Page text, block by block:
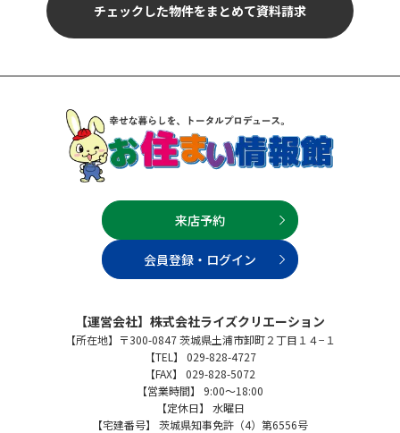
来店予約
会員登録・ログイン
【運営会社】株式会社ライズクリエーション
【所在地】〒300-0847 茨城県土浦市卸町２丁目１４−１
【TEL】 029-828-4727
【FAX】 029-828-5072
【営業時間】 9:00～18:00
【定休日】 水曜日
【宅建番号】 茨城県知事免許（4）第6556号